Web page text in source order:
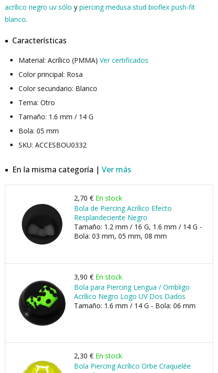
acrílico negro uv sólo y piercing medusa stud bioflex push-fit
blanco.
Características
Material: Acrílico (PMMA) Ver certificados
Color principal: Rosa
Color secundario: Blanco
Tema: Otro
Tamaño: 1.6 mm / 14 G
Bola: 05 mm
SKU: ACCESBOU0332
En la misma categoría | Ver más
2,70 € En stock
Bola de Piercing Acrílico Efecto
Resplandeciente Negro
Tamaño: 1.2 mm / 16 G, 1.6 mm / 14 G -
Bola: 03 mm, 05 mm, 08 mm
3,90 € En stock
Bola para Piercing Lengua / Ombligo
Acrílico Negro Logo UV Dos Dados
Tamaño: 1.6 mm / 14 G - Bola: 06 mm
2,30 € En stock
Bola Piercing Acrílico Orbe Craquelée